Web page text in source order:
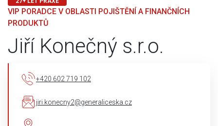
VIP PORADCE V OBLASTI POJIŠTĚNÍ A FINANČNÍCH
PRODUKTŮ
Jiří Konečný s.r.o.
+420 602 719 102
jiri.konecny2@generaliceska.cz